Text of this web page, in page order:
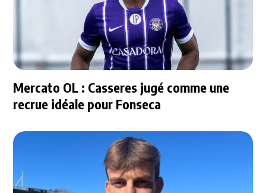
Mercato OL : Casseres jugé comme une
recrue idéale pour Fonseca